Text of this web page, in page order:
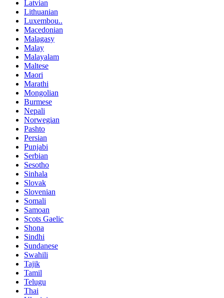
Latvian
Lithuanian
Luxembou..
Macedonian
Malagasy
Malay
Malayalam
Maltese
Maori
Marathi
Mongolian
Burmese
Nepali
Norwegian
Pashto
Persian
Punjabi
Serbian
Sesotho
Sinhala
Slovak
Slovenian
Somali
Samoan
Scots Gaelic
Shona
Sindhi
Sundanese
Swahili
Tajik
Tamil
Telugu
Thai